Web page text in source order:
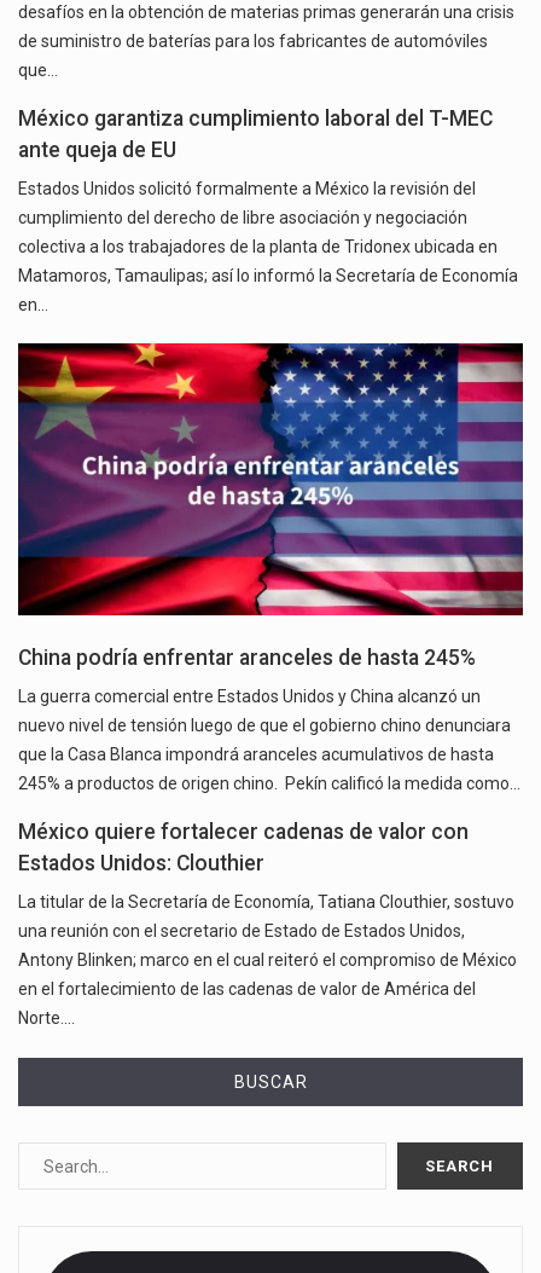
desafíos en la obtención de materias primas generarán una crisis
de suministro de baterías para los fabricantes de automóviles
que…
México garantiza cumplimiento laboral del T-MEC
ante queja de EU
Estados Unidos solicitó formalmente a México la revisión del
cumplimiento del derecho de libre asociación y negociación
colectiva a los trabajadores de la planta de Tridonex ubicada en
Matamoros, Tamaulipas; así lo informó la Secretaría de Economía
en…
China podría enfrentar aranceles de hasta 245%
La guerra comercial entre Estados Unidos y China alcanzó un
nuevo nivel de tensión luego de que el gobierno chino denunciara
que la Casa Blanca impondrá aranceles acumulativos de hasta
245% a productos de origen chino. Pekín calificó la medida como…
México quiere fortalecer cadenas de valor con
Estados Unidos: Clouthier
La titular de la Secretaría de Economía, Tatiana Clouthier, sostuvo
una reunión con el secretario de Estado de Estados Unidos,
Antony Blinken; marco en el cual reiteró el compromiso de México
en el fortalecimiento de las cadenas de valor de América del
Norte.…
BUSCAR